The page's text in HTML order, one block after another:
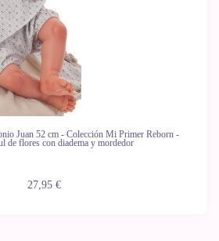
Juan 52 cm - Colección Mi Primer Reborn -
de flores con diadema y mordedor
27,95 €